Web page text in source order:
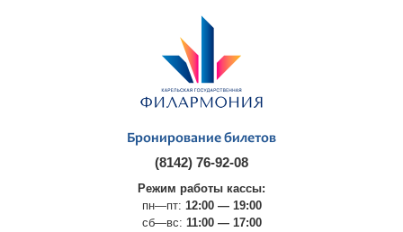
Бронирование билетов
(8142) 76-92-08
Режим работы кассы:
пн—пт: 12:00 — 19:00
сб—вс: 11:00 — 17:00